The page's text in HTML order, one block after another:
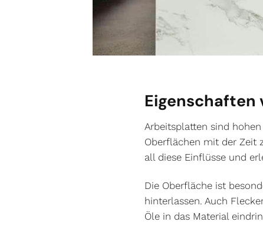
Eigenschaften
Arbeitsplatten sind
Oberflächen mit der Zeit
all diese Einflüsse und
Die Oberfläche ist
hinterlassen. Auch
Öle in das Material